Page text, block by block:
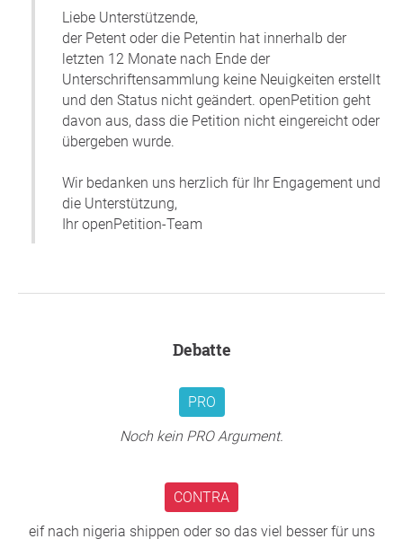
Vorbild, vorangehe.
Es wäre für ihn und gerade für Österreich ein großer
Verlust!!!
Zudem arbeitet er auch in einer Branche mit starkem
Personalmangel weil sich viele Inländer zu gut sind eine
derartige Arbeit zu tun.
lassen da wir genau solche Personen für die Integration
anderer brauchen.
Weiters wäre es für sein soziales und berufliches Umfeld
ein großer Verlust da wir eine, für alle Seiten, großartige
Messers Schneide. Und er ist einen Bescheid von einer
Vielen Dank für Ihre Unterstützung,
Liebe Unterstützende,
der Petent oder die Petentin hat innerhalb der
letzten 12 Monate nach Ende der
Unterschriftensammlung keine Neuigkeiten erstellt
und den Status nicht geändert. openPetition geht
davon aus, dass die Petition nicht eingereicht oder
übergeben wurde.
Wir bedanken uns herzlich für Ihr Engagement und
die Unterstützung,
Ihr openPetition-Team
Debatte
PRO
Noch kein PRO Argument.
CONTRA
eif nach nigeria shippen oder so das viel besser für uns